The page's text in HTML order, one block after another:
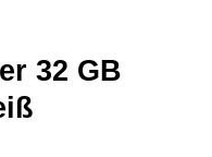
32 GB